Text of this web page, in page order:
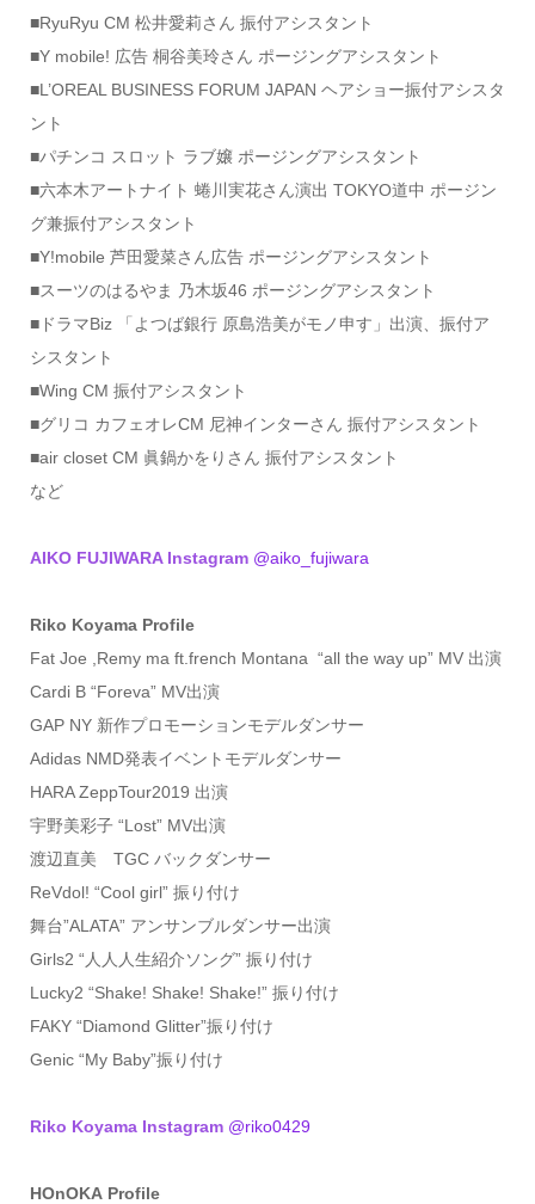
■RyuRyu CM 松井愛莉さん 振付アシスタント
■Y mobile! 広告 桐谷美玲さん ポージングアシスタント
■L’OREAL BUSINESS FORUM JAPAN ヘアショー振付アシスタ
ント
■パチンコ スロット ラブ嬢 ポージングアシスタント
■六本木アートナイト 蜷川実花さん演出 TOKYO道中 ポージン
グ兼振付アシスタント
■Y!mobile 芦田愛菜さん広告 ポージングアシスタント
■スーツのはるやま 乃木坂46 ポージングアシスタント
■ドラマBiz 「よつば銀行 原島浩美がモノ申す」出演、振付ア
シスタント
■Wing CM 振付アシスタント
■グリコ カフェオレCM 尼神インターさん 振付アシスタント
■air closet CM 眞鍋かをりさん 振付アシスタント
など
AIKO FUJIWARA Instagram @aiko_fujiwara
Riko Koyama Profile
Fat Joe ,Remy ma ft.french Montana “all the way up” MV 出演
Cardi B “Foreva” MV出演
GAP NY 新作プロモーションモデルダンサー
Adidas NMD発表イベントモデルダンサー
HARA ZeppTour2019 出演
宇野美彩子 “Lost” MV出演
渡辺直美 TGC バックダンサー
ReVdol! “Cool girl” 振り付け
舞台”ALATA” アンサンブルダンサー出演
Girls2 “人人人生紹介ソング” 振り付け
Lucky2 “Shake! Shake! Shake!” 振り付け
FAKY “Diamond Glitter”振り付け
Genic “My Baby”振り付け
Riko Koyama Instagram @riko0429
HOnOKA Profile